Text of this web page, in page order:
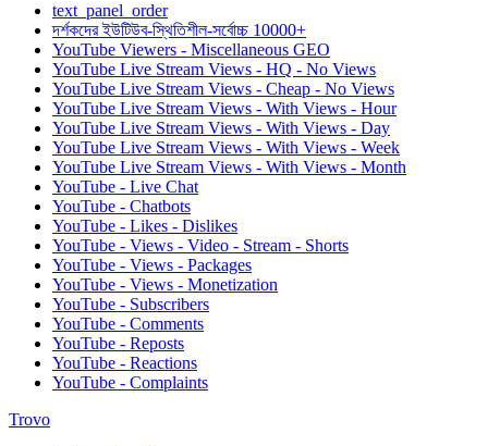
text_panel_order
দর্শকদের ইউটিউব-স্থিতিশীল-সর্বোচ্চ 10000+
YouTube Viewers - Miscellaneous GEO
YouTube Live Stream Views - HQ - No Views
YouTube Live Stream Views - Cheap - No Views
YouTube Live Stream Views - With Views - Hour
YouTube Live Stream Views - With Views - Day
YouTube Live Stream Views - With Views - Week
YouTube Live Stream Views - With Views - Month
YouTube - Live Chat
YouTube - Chatbots
YouTube - Likes - Dislikes
YouTube - Views - Video - Stream - Shorts
YouTube - Views - Packages
YouTube - Views - Monetization
YouTube - Subscribers
YouTube - Comments
YouTube - Reposts
YouTube - Reactions
YouTube - Complaints
Trovo